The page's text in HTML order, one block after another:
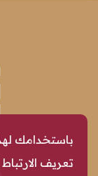
باستخدامك
تعريف